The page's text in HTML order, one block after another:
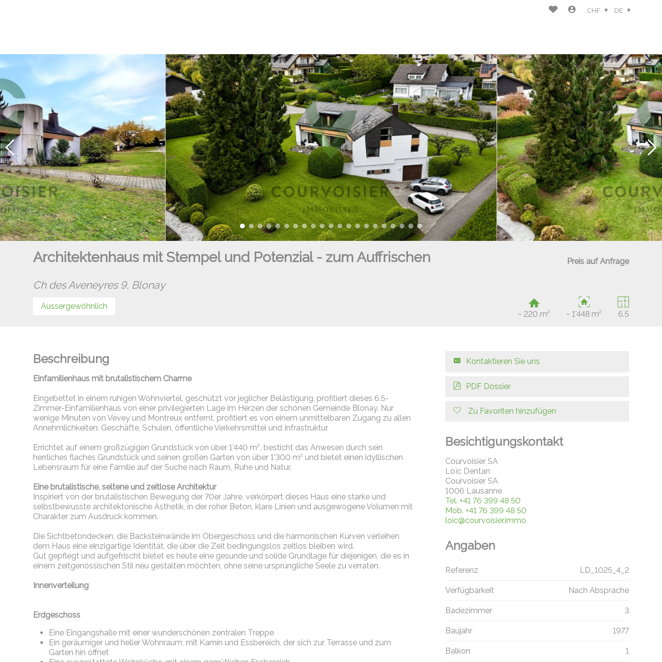
CHF DE
Architektenhaus mit Stempel und Potenzial - zum Auffrischen Preis auf Anfrage
Ch des Aveneyres 9, Blonay
Aussergewöhnlich
~ 220 m²
~ 1'448 m² 6.5
Beschreibung
Einfamilienhaus mit brutalistischem Charme
Eingebettet in einem ruhigen Wohnviertel, geschützt vor jeglicher Belästigung, profitiert dieses 6.5-
Zimmer-Einfamilienhaus von einer privilegierten Lage im Herzen der schönen Gemeinde Blonay. Nur
wenige Minuten von Vevey und Montreux entfernt, profitiert es von einem unmittelbaren Zugang zu allen
Annehmlichkeiten: Geschäfte, Schulen, öffentliche Verkehrsmittel und Infrastruktur.
Errichtet auf einem großzügigen Grundstück von über 1'440 m², besticht das Anwesen durch sein
herrliches flaches Grundstück und seinen großen Garten von über 1'300 m² und bietet einen idyllischen
Lebensraum für eine Familie auf der Suche nach Raum, Ruhe und Natur.
Eine brutalistische, seltene und zeitlose Architektur
Inspiriert von der brutalistischen Bewegung der 70er Jahre, verkörpert dieses Haus eine starke und
selbstbewusste architektonische Ästhetik, in der roher Beton, klare Linien und ausgewogene Volumen mit
Charakter zum Ausdruck kommen.
Die Sichtbetondecken, die Backsteinwände im Obergeschoss und die harmonischen Kurven verleihen
dem Haus eine einzigartige Identität, die über die Zeit bedingungslos zeitlos bleiben wird.
Gut gepflegt und aufgefrischt bietet es heute eine gesunde und solide Grundlage für diejenigen, die es in
einem zeitgenössischen Stil neu gestalten möchten, ohne seine ursprüngliche Seele zu verraten.
Innenverteilung
Erdgeschoss
Eine Eingangshalle mit einer wunderschönen zentralen Treppe
Ein geräumiger und heller Wohnraum, mit Kamin und Essbereich, der sich zur Terrasse und zum
Garten hin öffnet
Kontaktieren Sie uns
PDF Dossier
Zu Favoriten hinzufügen
Besichtigungskontakt
Courvoisier SA
Loïc Dentan
Courvoisier SA
1006 Lausanne
Tel. +41 76 399 48 50
Mob. +41 76 399 48 50
loic@courvoisier.immo
Angaben
Referenz LD_1025_4_2
Verfügbarkeit Nach Absprache
Badezimmer 3
Baujahr 1977
Balkon 1